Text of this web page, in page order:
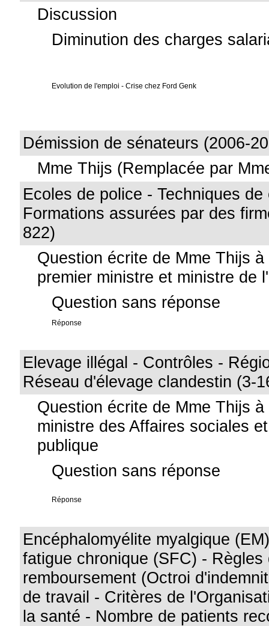
Discussion
Diminution des charges
Evolution de l'emploi - Crise chez Ford Genk
Démission de sénateurs (2006-
Mme Thijs (Remplacée par
Ecoles de police - Techniques de
Formations assurées par des
822)
Question écrite de Mme Thijs
premier ministre et ministre de
Question sans réponse
Réponse
Elevage illégal - Contrôles -
Réseau d'élevage clandestin (3-
Question écrite de Mme Thijs
ministre des Affaires sociales
publique
Question sans réponse
Réponse
Encéphalomyélite myalgique
fatigue chronique (SFC) - Règles
remboursement (Octroi
de travail - Critères de
la santé - Nombre de patients